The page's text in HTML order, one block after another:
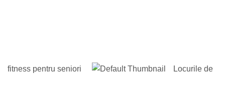
fitness pentru seniori Locurile de